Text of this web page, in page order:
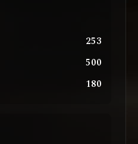
253
500
180